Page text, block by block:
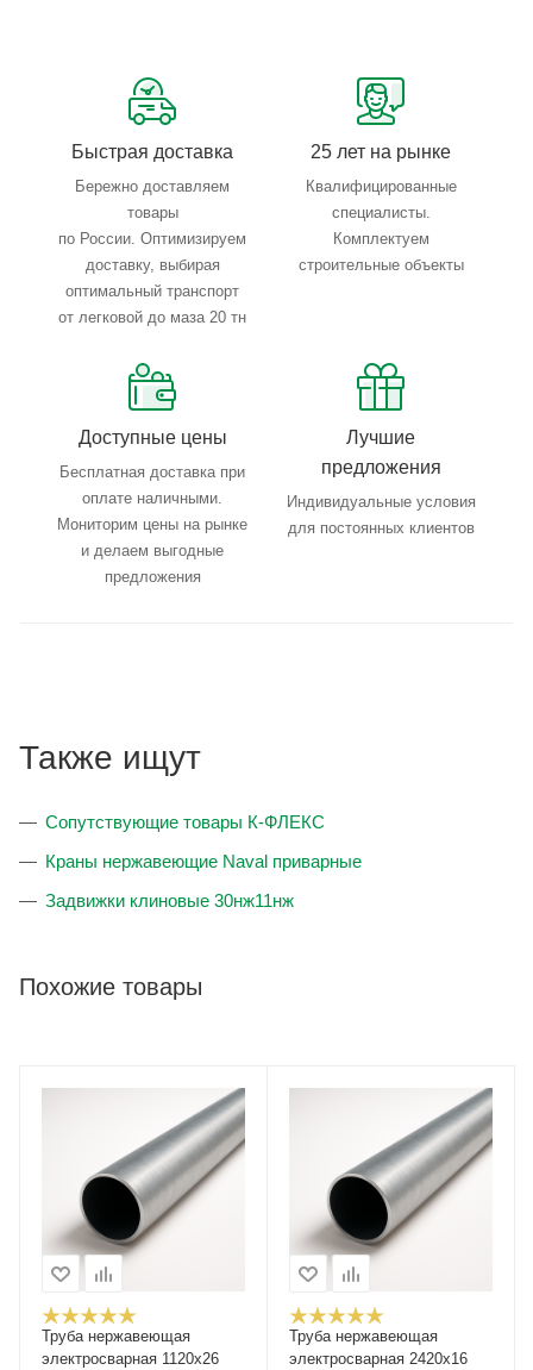
Тройной весовой контроль: въезд, погрузка, выезд
Быстрая доставка
Бережно доставляем
товары
по России. Оптимизируем
доставку, выбирая
оптимальный транспорт
от легковой до маза 20 тн
25 лет на рынке
Квалифицированные
специалисты.
Комплектуем
строительные объекты
Доступные цены
Бесплатная доставка при
оплате наличными.
Мониторим цены на рынке
и делаем выгодные
предложения
Лучшие
предложения
Индивидуальные условия
для постоянных клиентов
Также ищут
Сопутствующие товары К-ФЛЕКС
Краны нержавеющие Naval приварные
Задвижки клиновые 30нж11нж
Похожие товары
Труба нержавеющая
электросварная 1120х26
Труба нержавеющая
электросварная 2420х16